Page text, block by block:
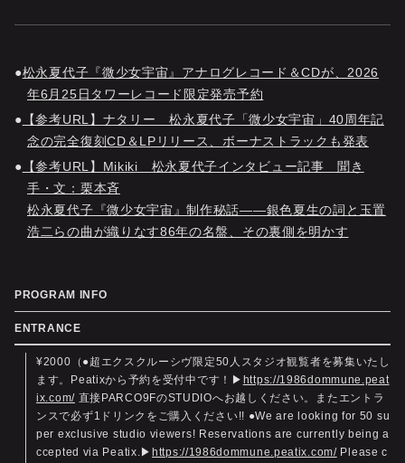
松永夏代子『微少女宇宙』アナログレコード＆CDが、2026
年6月25日タワーレコード限定発売予約
【参考URL】ナタリー 松永夏代子「微少女宇宙」40周年記
念の完全復刻CD＆LPリリース、ボーナストラックも発表
【参考URL】Mikiki 松永夏代子インタビュー記事 聞き
手・文：栗本斉
松永夏代子『微少女宇宙』制作秘話――銀色夏生の詞と玉置
浩二らの曲が織りなす86年の名盤、その裏側を明かす
PROGRAM INFO
ENTRANCE
¥2000（●超エクスクルーシヴ限定50人スタジオ観覧者を募集いたし
ます。Peatixから予約を受付中です！▶ https://1986dommune.peat
ix.com/直接PARCO9FのSTUDIOへお越しください。またエントラ
ンスで必ず1ドリンクをご購入ください!! ●We are looking for 50 su
per exclusive studio viewers! Reservations are currently being a
ccepted via Peatix.▶ https://1986dommune.peatix.com/Please c